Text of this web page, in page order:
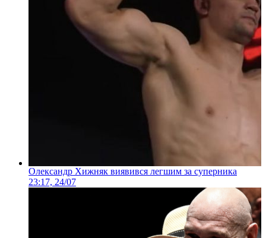
Олександр Хижняк виявився легшим за суперника
23:17, 24/07